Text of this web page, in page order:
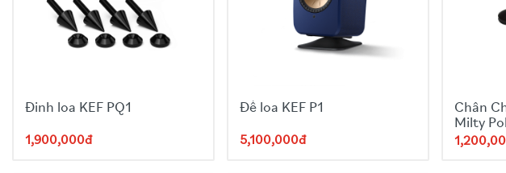
Đinh loa KEF PQ1
1,900,000đ
Đế loa KEF P1
5,100,000đ
Chân
Milty